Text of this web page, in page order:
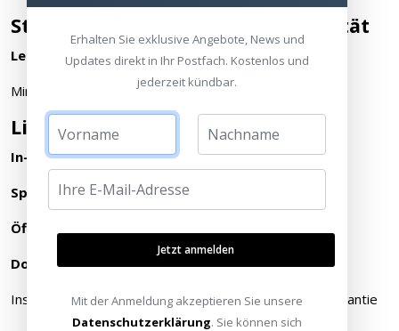
Stromversorgung und Konnektivität
Leistung
Min. 5 Watt, Max. 130 Watt
Lieferumfang
In-Ceiling Speaker von Sonos und Sonance (Paar)
Speaker Fronten (Paar)
Öffnungsschablone
Dokumentation
Installationsanleitung, rechtliche Informationen und Garantie
Erhalten Sie exklusive Angebote, News und
Updates direkt in Ihr Postfach. Kostenlos und
jederzeit kündbar.
Jetzt anmelden
Mit der Anmeldung akzeptieren Sie unsere
Datenschutzerklärung. Sie können sich